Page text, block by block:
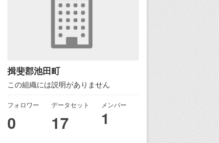
揖斐郡池田町
この組織には説明がありません
フォロワー
0
データセット
17
メンバー
1